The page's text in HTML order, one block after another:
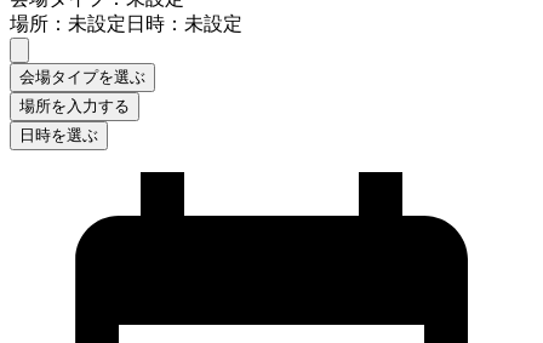
場所：未設定日時：未設定
会場タイプを選ぶ
場所を入力する
日時を選ぶ